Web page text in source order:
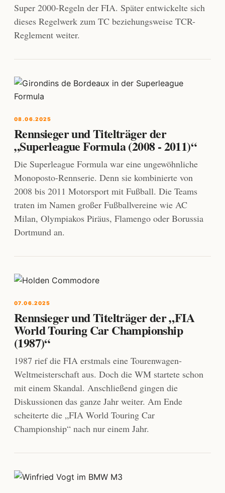
Super 2000-Regeln der FIA. Später entwickelte sich
dieses Regelwerk zum TC beziehungsweise TCR-
Reglement weiter.
08.06.2025
Rennsieger und Titelträger der
„Superleague Formula (2008 - 2011)“
Die Superleague Formula war eine ungewöhnliche
Monoposto-Rennserie. Denn sie kombinierte von
2008 bis 2011 Motorsport mit Fußball. Die Teams
traten im Namen großer Fußballvereine wie AC
Milan, Olympiakos Piräus, Flamengo oder Borussia
Dortmund an.
07.06.2025
Rennsieger und Titelträger der „FIA
World Touring Car Championship
(1987)“
1987 rief die FIA erstmals eine Tourenwagen-
Weltmeisterschaft aus. Doch die WM startete schon
mit einem Skandal. Anschließend gingen die
Diskussionen das ganze Jahr weiter. Am Ende
scheiterte die „FIA World Touring Car
Championship“ nach nur einem Jahr.